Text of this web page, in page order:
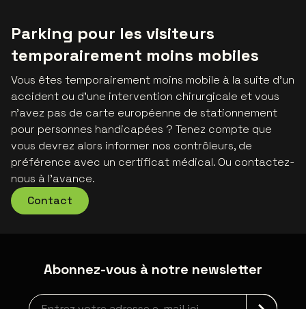
Parking pour les visiteurs
temporairement moins mobiles
Vous êtes temporairement moins mobile à la suite d'un
accident ou d'une intervention chirurgicale et vous
n'avez pas de carte européenne de stationnement
pour personnes handicapées ? Tenez compte que
vous devrez alors informer nos contrôleurs, de
préférence avec un certificat médical. Ou contactez-
nous à l’avance.
Contact
Abonnez-vous à notre newsletter
Inscription à la newsletter